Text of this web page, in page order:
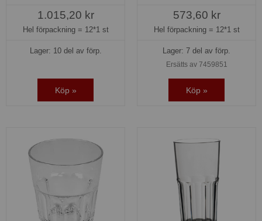
1.015,20 kr
Hel förpackning = 12*1 st
Lager: 10 del av förp.
Köp »
573,60 kr
Hel förpackning = 12*1 st
Lager: 7 del av förp.
Ersätts av 7459851
Köp »